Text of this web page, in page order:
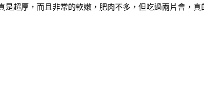
超厚，而且非常的軟嫩，肥肉不多，但吃過兩片會，真